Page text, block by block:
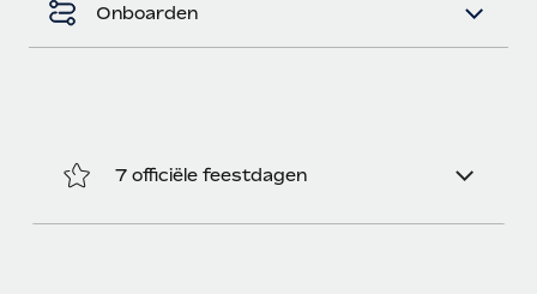
mobiele groeiadviessector, zet zich sinds 2016...
Onboarden
7 officiële feestdagen